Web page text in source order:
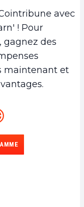
avec
! Pour
gagnez des
maintenant et